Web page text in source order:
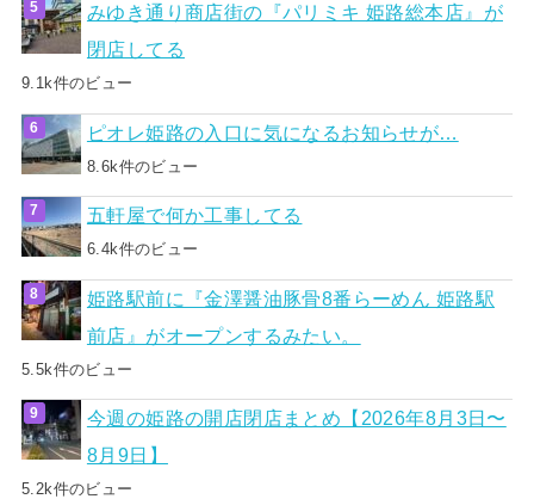
みゆき通り商店街の『パリミキ 姫路総本店』が
閉店してる
9.1k件のビュー
ピオレ姫路の入口に気になるお知らせが…
8.6k件のビュー
五軒屋で何か工事してる
6.4k件のビュー
姫路駅前に『金澤醤油豚骨8番らーめん 姫路駅
前店』がオープンするみたい。
5.5k件のビュー
今週の姫路の開店閉店まとめ【2026年8月3日〜
8月9日】
5.2k件のビュー